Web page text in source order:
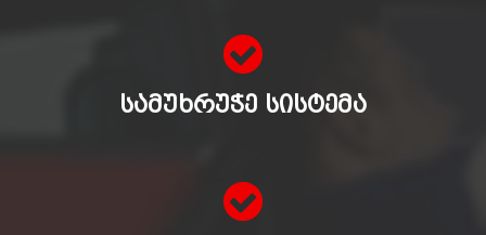
ᲡᲐᲛᲣᲮᲠᲣᲭᲔ ᲡᲘᲡᲢᲔᲛᲐ